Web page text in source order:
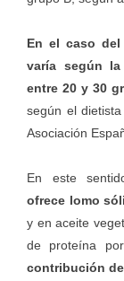
En el caso
varía según la
entre 20 y 30
según el
Asociación
En este
ofrece lomo
y en aceite
de proteína
contribución